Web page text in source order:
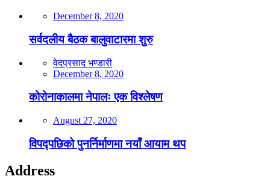
December 8, 2020
सर्वदलीय बैठक बालुवाटारमा शुरु
वेदप्रसाद भण्डारी
December 8, 2020
कोरोनाकालमा नेपालः एक विश्लेषण
August 27, 2020
विपद्पछिको पुनर्निर्माणमा नयाँ आयाम थप
Address